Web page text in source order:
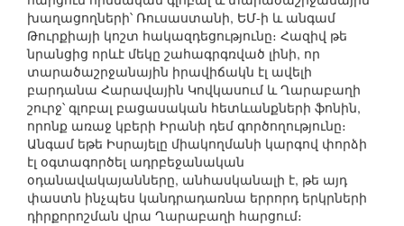
խաղացողների՝ Ռուսաստանի, ԵՄ-ի և անգամ
Թուրքիայի կոշտ հակազդեցությունը։ Հազիվ թե
նրանցից որևէ մեկը շահագրգռված լինի, որ
տարածաշրջանային իրավիճակն էլ ավելի
բարդանա Հարավային Կովկասում և Ղարաբաղի
շուրջ՝ գլոբալ բացասական հետևանքների ֆոնին,
որոնք առաջ կբերի Իրանի դեմ գործողությունը։
Անգամ եթե Իսրայելը միակողմանի կարգով փորձի
էլ օգտագործել ադրբեջանական
օդանավակայանները, անհասկանալի է, թե այդ
փաստն ինչպես կանդրադառնա երրորդ երկրների
դիրքորոշման վրա Ղարաբաղի հարցում։